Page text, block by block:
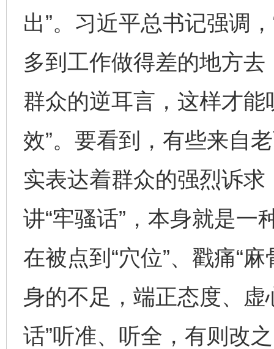
出”。习近平总书记强调
多到工作做得差的地方
群众的逆耳言，这样才
效”。要看到，有些来自
实表达着群众的强烈诉
讲“牢骚话”，本身就是一
在被点到“穴位”、戳痛“
身的不足，端正态度、虚
话”听准、听全，有则改